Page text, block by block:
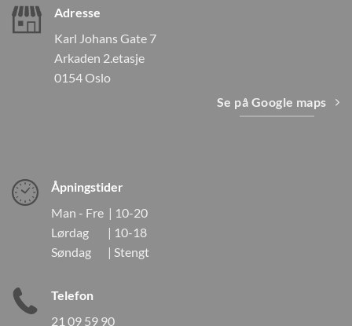
Adresse
Karl Johans Gate 7
Arkaden 2.etasje
0154 Oslo
Se på Google maps
Åpningstider
Man - Fre | 10-20
Lørdag | 10-18
Søndag | Stengt
Telefon
21 09 59 90